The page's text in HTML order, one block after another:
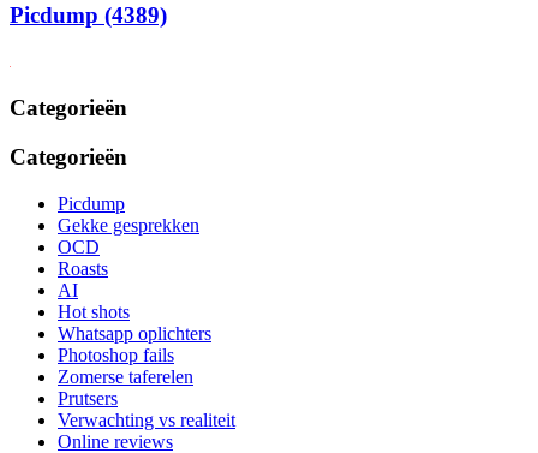
Picdump (4389)
Categorieën
Categorieën
Picdump
Gekke gesprekken
OCD
Roasts
AI
Hot shots
Whatsapp oplichters
Photoshop fails
Zomerse taferelen
Prutsers
Verwachting vs realiteit
Online reviews